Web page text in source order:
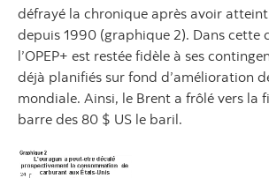
défrayé la chronique après avoir
depuis 1990 (graphique 2). Dans cette
l’OPEP+ est restée fidèle à ses
déjà planifiés sur fond d’amélioration
mondiale. Ainsi, le Brent a frôlé vers la
barre des 80 $ US le baril.